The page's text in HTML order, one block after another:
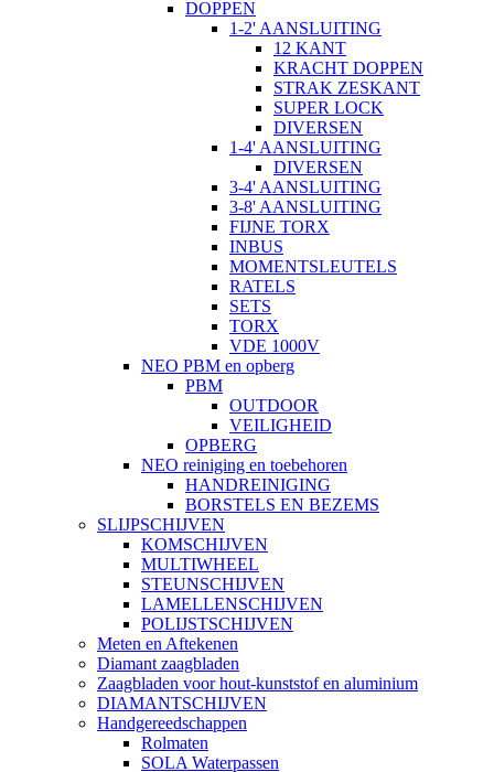
DOPPEN
1-2' AANSLUITING
12 KANT
KRACHT DOPPEN
STRAK ZESKANT
SUPER LOCK
DIVERSEN
1-4' AANSLUITING
DIVERSEN
3-4' AANSLUITING
3-8' AANSLUITING
FIJNE TORX
INBUS
MOMENTSLEUTELS
RATELS
SETS
TORX
VDE 1000V
NEO PBM en opberg
PBM
OUTDOOR
VEILIGHEID
OPBERG
NEO reiniging en toebehoren
HANDREINIGING
BORSTELS EN BEZEMS
SLIJPSCHIJVEN
KOMSCHIJVEN
MULTIWHEEL
STEUNSCHIJVEN
LAMELLENSCHIJVEN
POLIJSTSCHIJVEN
Meten en Aftekenen
Diamant zaagbladen
Zaagbladen voor hout-kunststof en aluminium
DIAMANTSCHIJVEN
Handgereedschappen
Rolmaten
SOLA Waterpassen